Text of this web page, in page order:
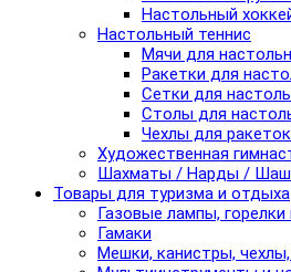
Настольный
Настольный теннис
Мячи для
Ракетки для
Сетки для
Столы для
Чехлы для
Художественная
Шахматы / Нарды /
Товары для туризма и отдыха
Газовые лампы,
Гамаки
Мешки, канистры,